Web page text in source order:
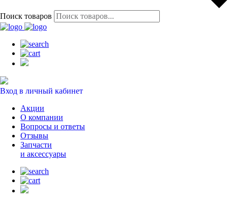
Поиск товаров
Вход в личный кабинет
Акции
О компании
Вопросы и ответы
Отзывы
Запчасти
и аксессуары